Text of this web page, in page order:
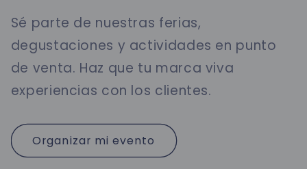
Sé parte de nuestras ferias,
degustaciones y actividades en punto
de venta. Haz que tu marca viva
experiencias con los clientes.
Organizar mi evento